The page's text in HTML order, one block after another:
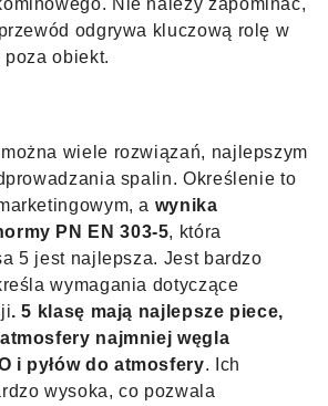
odgrywa kluczową rolę w
obiekt.
wiele rozwiązań, najlepszym
spalin. Określenie to
a wynika
PN EN 303-5, która
5 jest najlepsza. Jest bardzo
wymagania dotyczące
. 5 klasę mają najlepsze piece,
najmniej węgla
i pyłów do atmosfery. Ich
wysoka, co pozwala